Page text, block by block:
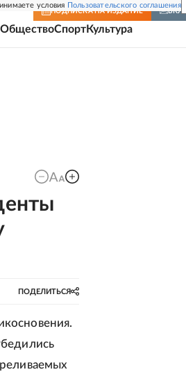
условия Пользовательского соглашения
ПОДПИСКА НА ИЗДАНИЕ
ОбществоСпортКультура
ПОДЕЛИТЬСЯ